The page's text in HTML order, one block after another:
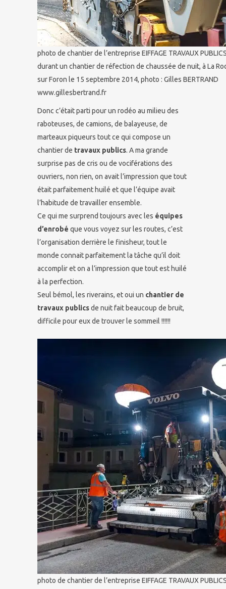
photo de chantier de l’entreprise EIFFAGE TRAVAUX
durant un chantier de réfection de chaussée de nuit, à La
sur Foron le 15 septembre 2014, photo : Gilles BERTRAND
www.gillesbertrand.fr
Donc c’était parti pour un rodéo au milieu des
raboteuses, de camions, de balayeuse, de
marteaux piqueurs tout ce qui compose un
chantier de travaux publics. A ma grande
surprise pas de cris ou de vociférations des
ouvriers, non rien, on avait l’impression que tout
était parfaitement huilé et que l’équipe avait
l’habitude de travailler ensemble.
Ce qui me surprend toujours avec les équipes
d’enrobé que vous voyez sur les routes, c’est
l’organisation derrière le finisheur, tout le
monde connait parfaitement la tâche qu’il doit
accomplir et on a l’impression que tout est huilé
à la perfection.
Seul bémol, les riverains, et oui un chantier de
travaux publicsde nuit fait beaucoup de bruit,
difficile pour eux de trouver le sommeil !!!!!!
photo de chantier de l’entreprise EIFFAGE TRAVAUX